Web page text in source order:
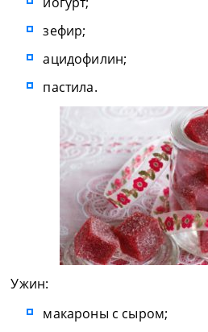
зефир;
ацидофилин;
пастила.
Ужин:
макароны с сыром;